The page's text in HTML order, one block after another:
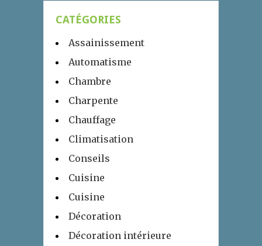
CATÉGORIES
Assainissement
Automatisme
Chambre
Charpente
Chauffage
Climatisation
Conseils
Cuisine
Cuisine
Décoration
Décoration intérieure